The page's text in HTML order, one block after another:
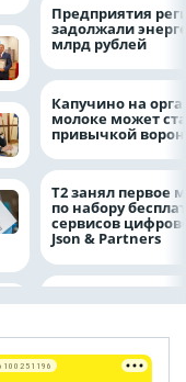
Предприятия
задолжали
млрд рублей
Капучино на
молоке может
привычкой
Т2 занял первое
по набору
сервисов
Json & Partners